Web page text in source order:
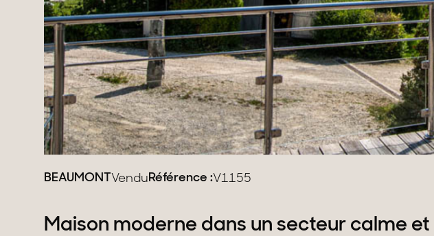
BEAUMONTVenduRéférence :V1155
Maison moderne dans un secteur calme et